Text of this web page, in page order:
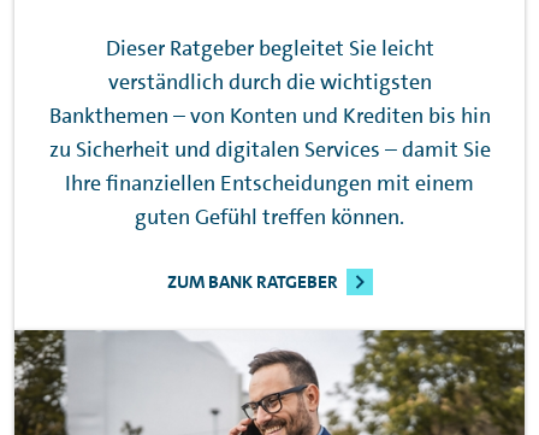
Dieser Ratgeber begleitet Sie leicht
verständlich durch die wichtigsten
Bankthemen – von Konten und Krediten bis hin
zu Sicherheit und digitalen Services – damit Sie
Ihre finanziellen Entscheidungen mit einem
guten Gefühl treffen können.
ZUM BANK RATGEBER